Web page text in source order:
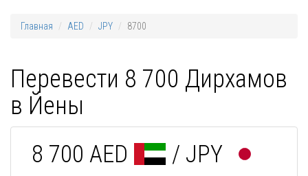
Главная AED JPY 8700
Перевести 8 700 Дирхамов
в Йены
8 700 AED
/ JPY